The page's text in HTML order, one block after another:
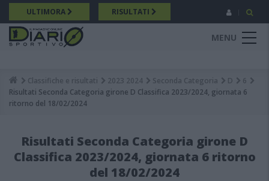
Salta
al
contenuto
principale
ULTIMORA RISULTATI
MENU
Breadcrumb
Classifiche e risultati 2023 2024 Seconda Categoria D
6
Risultati Seconda Categoria girone D Classifica 2023/2024, giornata 6
ritorno del 18/02/2024
Risultati Seconda Categoria girone D
Classifica 2023/2024, giornata 6 ritorno
del 18/02/2024